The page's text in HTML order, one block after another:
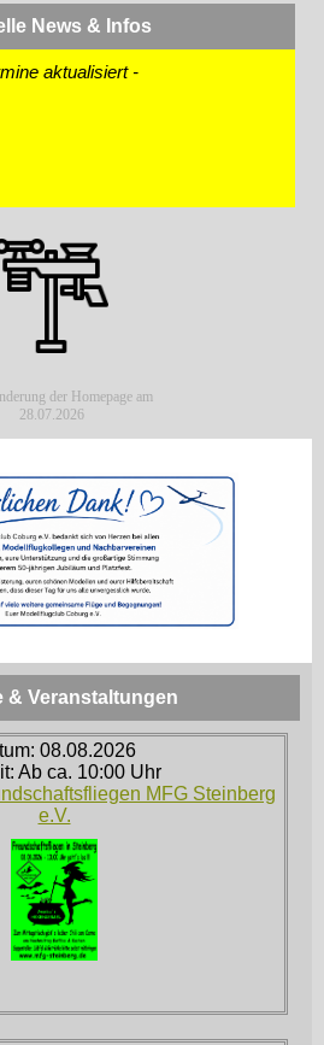
News & Infos
aktualisiert -
der Homepage am
28.07.2026
& Veranstaltungen
08.08.2026
Ab ca. 10:00 Uhr
MFG Steinberg
e.V.